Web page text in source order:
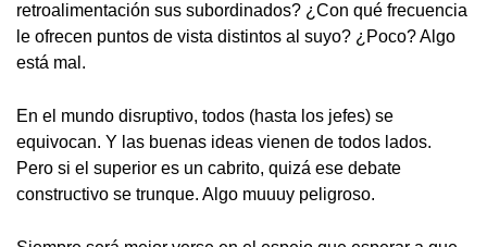
retroalimentación sus subordinados? ¿Con qué frecuencia
le ofrecen puntos de vista distintos al suyo? ¿Poco? Algo
está mal.
En el mundo disruptivo, todos (hasta los jefes) se
equivocan. Y las buenas ideas vienen de todos lados.
Pero si el superior es un cabrito, quizá ese debate
constructivo se trunque. Algo muuuy peligroso.